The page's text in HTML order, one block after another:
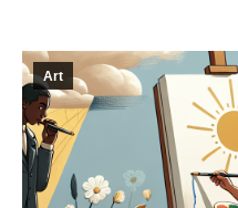
Art